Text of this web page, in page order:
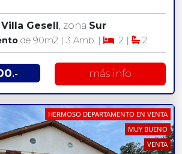
Villa Gesell , zona Sur
de 90m2 | 3 Amb. | 2 | 2
.- más info
HERMOSO DEPARTAMENTO EN VENTA
MUY BUENO
VENTA